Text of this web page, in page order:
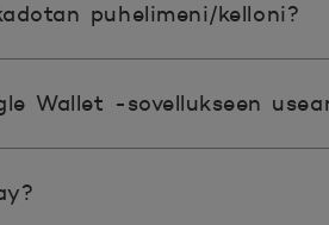
puhelimeni/kelloni?
Wallet -sovellukseen